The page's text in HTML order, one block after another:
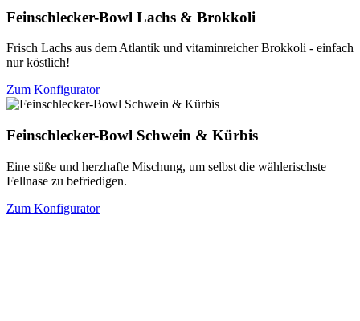
Feinschlecker-Bowl Lachs & Brokkoli
Frisch Lachs aus dem Atlantik und vitaminreicher Brokkoli - einfach
nur köstlich!
Zum Konfigurator
Feinschlecker-Bowl Schwein & Kürbis
Eine süße und herzhafte Mischung, um selbst die wählerischste
Fellnase zu befriedigen.
Zum Konfigurator